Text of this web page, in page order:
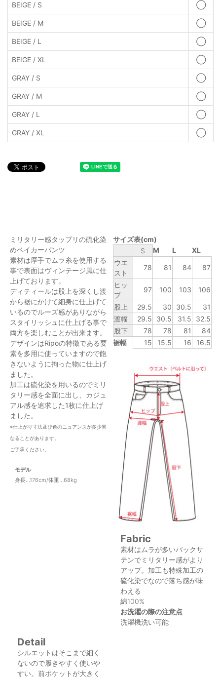
BEIGE / S ◯
BEIGE / M ◯
BEIGE / L ◯
BEIGE / XL ◯
GRAY / S ◯
GRAY / M ◯
GRAY / L ◯
GRAY / XL ◯
ミリタリー感タップリの硫化染
めベイカーパンツ
素材は厚手でムラ糸を使用する
事で表面はヴィンテージ風に仕
上げております。
ディティールは股上を深くし渡
から裾にかけて細身に仕上げて
いるのでルーズ感がありながら
スタイリッシュに仕上げる事で
両方を楽しむことが出来ます。
デザインはRipoの特徴である要
素を多用に使っていますので飽
きないように拘った物に仕上げ
ました。
加工は硫化染を用いるのでミリ
タリー感を全面に出し、カジュ
アル感を追求した1枚に仕上げ
ました。
※仕上がり寸法及び色のニュアンスが多少異
なることがあります。
ご了承ください。
モデル
身長…176cm/体重…68kg
サイズ表(cm)
S
M L
XL
ウエ
スト
78 81 84 87
ヒッ
プ
97 100 103 106
股上 29.5 30 30.5
31
渡幅
29.5 30.5 31.5
32.5
股下
78 78 81
84
裾幅
15 15.5 16 16.5
Fabric
素材はムラが多いバックサ
テンでミリタリー感がより
アップ。加工も特殊加工の
硫化染でなので落ち感が味
わえる
綿100%
お洗濯の際の注意点
洗濯機洗い可能
Detail
シルエットはそこまで細く
ないので履きやすく使いや
すい。前ポケットが大きく